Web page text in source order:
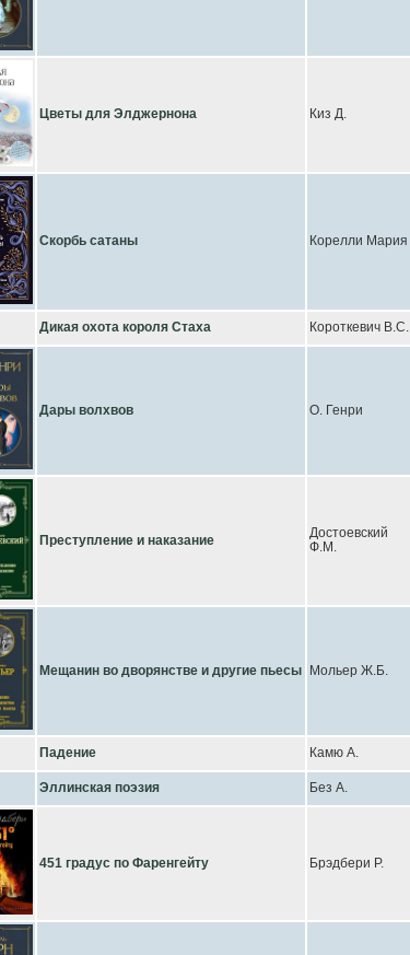
Цветы для Элджернона Киз Д.
Скорбь сатаны Корелли Мария
Дикая охота короля Стаха Короткевич В.С.
Дары волхвов О. Генри
Преступление и наказание
Достоевский
Ф.М.
Мещанин во дворянстве и другие пьесы Мольер Ж.Б.
Падение Камю А.
Эллинская поэзия Без А.
451 градус по Фаренгейту Брэдбери Р.